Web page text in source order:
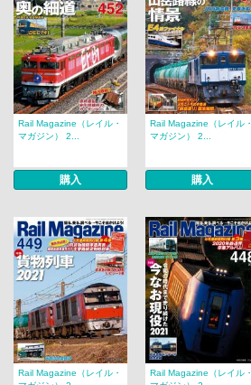
Rail Magazine（レイル・
マガジン） 2...
購入
Rail Magazine（レイル・
マガジン） 2...
購入
Rail Magazine（レイル・
Rail Magazine（レイル・